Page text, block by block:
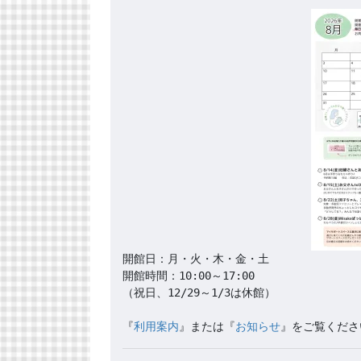
開館日：月・火・木・金・土
開館時間：10:00～17:00
（祝日、12/29～1/3は休館）
『利用案内』または『お知らせ』をご覧くだ